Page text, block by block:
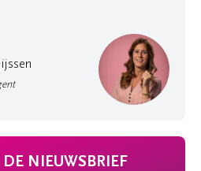
NIEUWSBRIEF